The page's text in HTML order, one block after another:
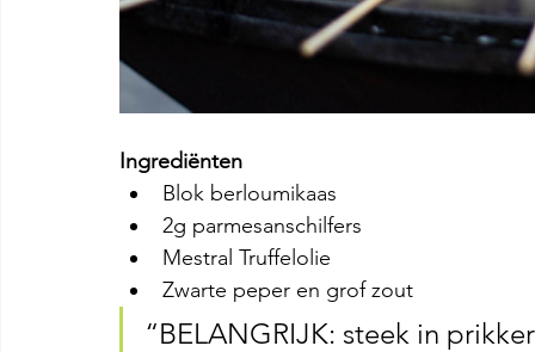
Ingrediënten
Blok berloumikaas
2g parmesanschilfers
Mestral Truffelolie
Zwarte peper en grof zout
“BELANGRIJK: steek in